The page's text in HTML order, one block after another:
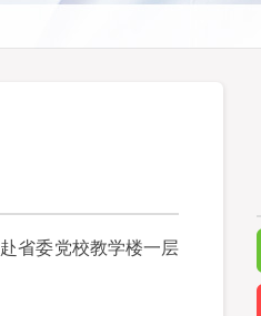
省委党校教学楼一层